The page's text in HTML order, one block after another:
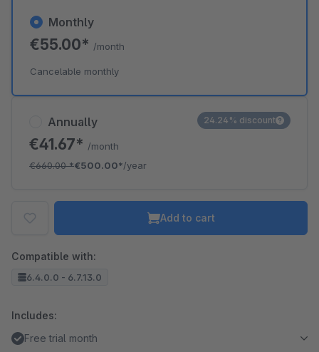
Annually
€41.67* /month
€660.00*€500.00*/year
24.24% discount
Monthly
€55.00* /month
Cancelable monthly
Add to cart
Compatible with:
6.4.0.0 - 6.7.13.0
Includes:
Free trial month